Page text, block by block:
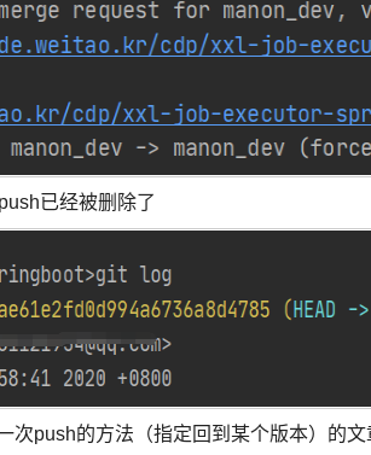
已经被删除了
次push的方法（指定回到某个版本）的